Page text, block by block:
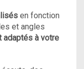
en fonction
et angles
adaptés à votre